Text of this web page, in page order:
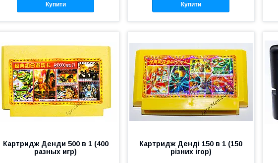
Купити Купити
Картридж Денди 500 в 1 (400
разных игр)
Картридж Денді 150 в 1 (150
різних ігор)